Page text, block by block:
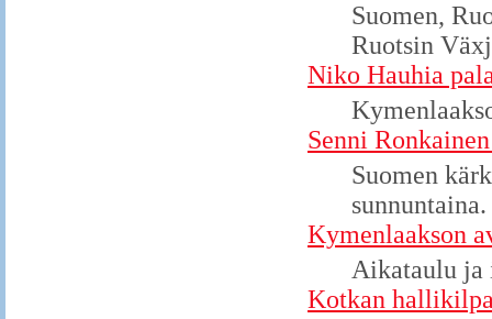
Suomen,
Ruotsin
Niko Hauhia
Senni
Suomen
Kymenlaakson
Aikataulu ja
Kotkan